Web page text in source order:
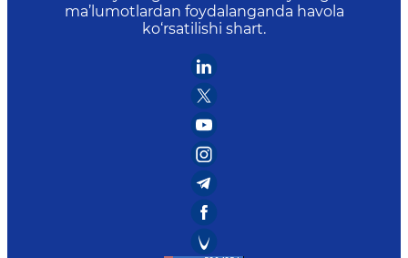
ma’lumotlardan foydalanganda havola
ko‘rsatilishi shart.